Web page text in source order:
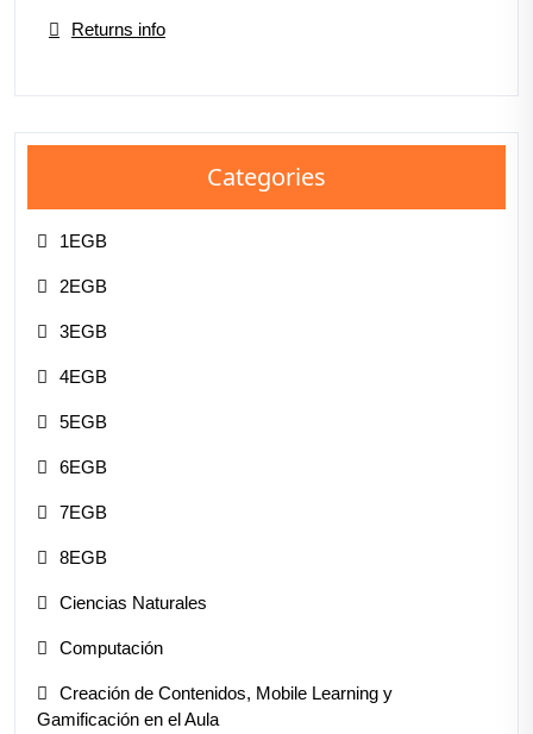
Returns info
Categories
1EGB
2EGB
3EGB
4EGB
5EGB
6EGB
7EGB
8EGB
Ciencias Naturales
Computación
Creación de Contenidos, Mobile Learning y
Gamificación en el Aula